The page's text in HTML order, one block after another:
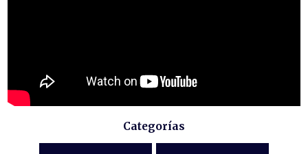
Categorías